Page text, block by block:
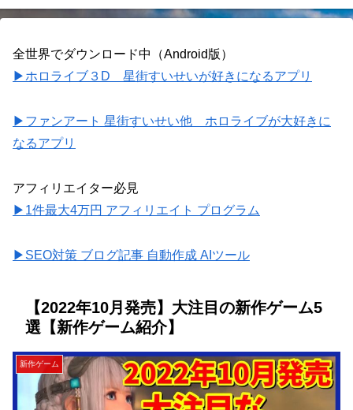
全世界でダウンロード中（Android版）
▶ホロライブ３D 星街すいせいが好きになるアプリ
▶ファンアート 星街すいせい他 ホロライブが大好きに
なるアプリ
アフィリエイター必見
▶1件最大4万円 アフィリエイト プログラム
▶SEO対策 ブログ記事 自動作成 AIツール
【2022年10月発売】大注目の新作ゲーム5
選【新作ゲーム紹介】
新作ゲーム